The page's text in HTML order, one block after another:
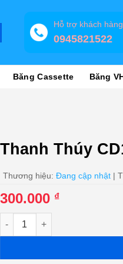
Hỗ trợ khách hàng
0945821522
Băng Cassette Băng
Thanh Thúy
Thương hiệu: Đang cập nhật |
300.000 ₫
Thanh Thúy CD18 - Điên